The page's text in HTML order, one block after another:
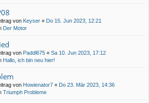
von Keyser « Do 15. Jun 2023, 12:21
Der Motor
von Paddl675 « Sa 10. Jun 2023, 17:12
Hallo, ich bin neu hier!
von Howienator7 « Do 23. Mär 2023, 14:36
Triumph Probleme